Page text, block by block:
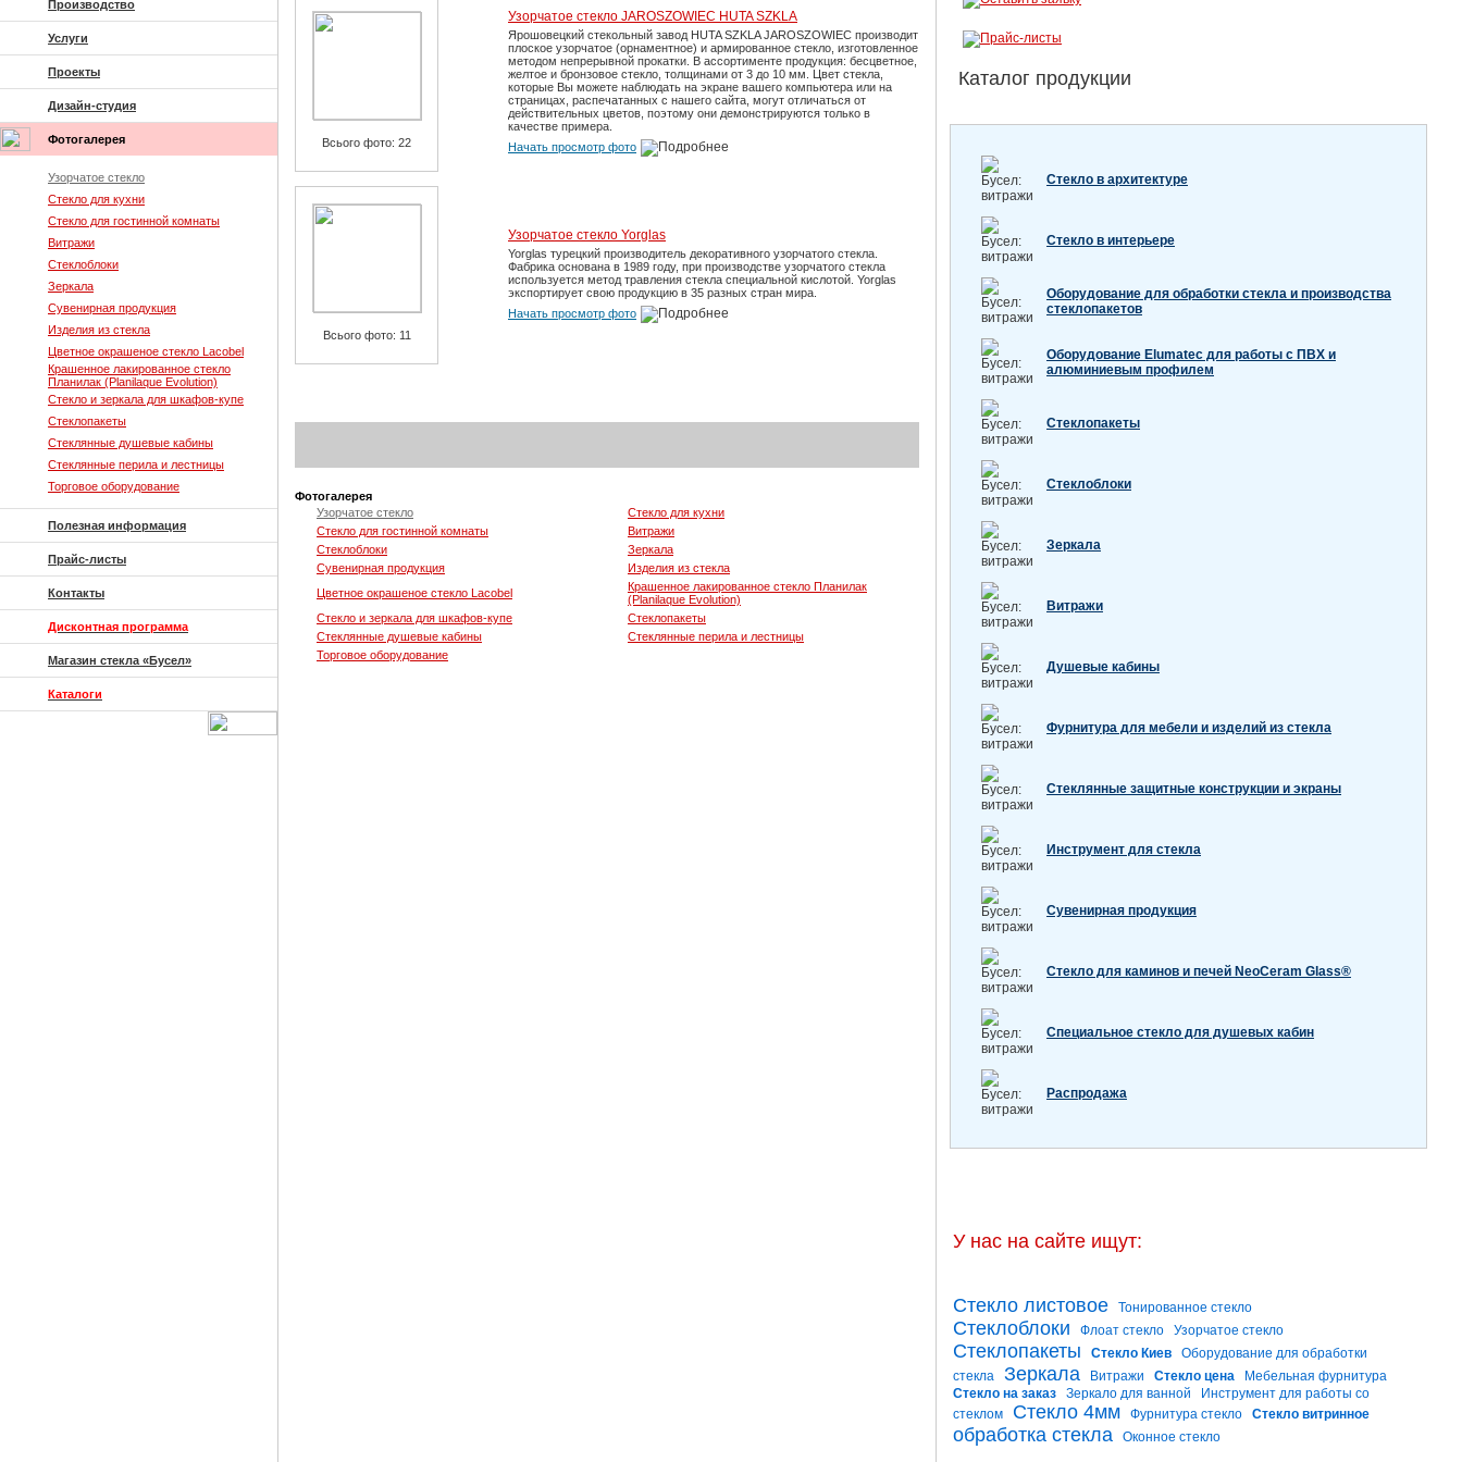
Производство
Услуги
Проекты
Дизайн-студия
Фотогалерея
Узорчатое стекло
Стекло для кухни
Стекло для гостинной комнаты
Витражи
Стеклоблоки
Зеркала
Сувенирная продукция
Изделия из стекла
Цветное окрашеное стекло Lacobel
Крашенное лакированное стекло
Планилак (Planilaque Evolution)
Стекло и зеркала для шкафов-купе
Стеклопакеты
Стеклянные душевые кабины
Стеклянные перила и лестницы
Торговое оборудование
Полезная информация
Прайс-листы
Контакты
Дисконтная программа
Магазин стекла «Бусел»
Каталоги
Всього фото: 22
Узорчатое стекло JAROSZOWIEC HUTA SZKLA
Ярошовецкий стекольный завод HUTA SZKLA JAROSZOWIEC производит
плоское узорчатое (орнаментное) и армированное стекло, изготовленное
методом непрерывной прокатки. В ассортименте продукция: бесцветное,
желтое и бронзовое стекло, толщинами от 3 до 10 мм. Цвет стекла,
которые Вы можете наблюдать на экране вашего компьютера или на
страницах, распечатанных с нашего сайта, могут отличаться от
действительных цветов, поэтому они демонстрируются только в
качестве примера.
Начать просмотр фото
Всього фото: 11
Узорчатое стекло Yorglas
Yorglas турецкий производитель декоративного узорчатого стекла.
Фабрика основана в 1989 году, при производстве узорчатого стекла
используется метод травления стекла специальной кислотой. Yorglas
экспортирует свою продукцию в 35 разных стран мира.
Начать просмотр фото
Фотогалерея
Узорчатое стекло
Стекло для кухни
Стекло для гостинной комнаты
Витражи
Стеклоблоки
Зеркала
Сувенирная продукция
Изделия из стекла
Цветное окрашеное стекло Lacobel
Крашенное лакированное стекло Планилак
(Planilaque Evolution)
Стекло и зеркала для шкафов-купе
Стеклопакеты
Стеклянные душевые кабины
Стеклянные перила и лестницы
Торговое оборудование
Каталог продукции
Стекло в архитектуре
Стекло в интерьере
Оборудование для обработки стекла и производства
стеклопакетов
Оборудование Elumatec для работы с ПВХ и
алюминиевым профилем
Стеклопакеты
Стеклоблоки
Зеркала
Витражи
Душевые кабины
Фурнитура для мебели и изделий из стекла
Стеклянные защитные конструкции и экраны
Инструмент для стекла
Сувенирная продукция
Стекло для каминов и печей NeoCeram Glass®
Специальное стекло для душевых кабин
Распродажа
У нас на сайте ищут:
Стекло листовое Тонированное стекло
Стеклоблоки Флоат стекло Узорчатое стекло
Стеклопакеты Стекло Киев
Оборудование для обработки
стекла
Зеркала Витражи Стекло цена
Мебельная фурнитура
Стекло на заказ
Зеркало для ванной
Инструмент для работы со
стеклом
Стекло 4мм Фурнитура стекло Стекло витринное
обработка стекла Оконное стекло